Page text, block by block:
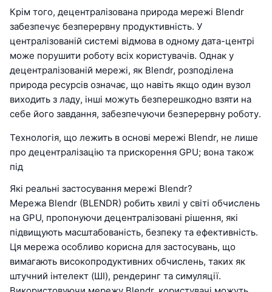
Крім того, децентралізована природа мережі Blendr
забезпечує безперервну продуктивність. У
централізованій системі відмова в одному дата-центрі
може порушити роботу всіх користувачів. Однак у
децентралізованій мережі, як Blendr, розподілена
природа ресурсів означає, що навіть якщо один вузол
виходить з ладу, інші можуть безперешкодно взяти на
себе його завдання, забезпечуючи безперервну роботу.
Технологія, що лежить в основі мережі Blendr, не лише
про децентралізацію та прискорення GPU; вона також
під
Які реальні застосування мережі Blendr?
Мережа Blendr (BLENDR) робить хвилі у світі обчислень
на GPU, пропонуючи децентралізовані рішення, які
підвищують масштабованість, безпеку та ефективність.
Ця мережа особливо корисна для застосувань, що
вимагають високопродуктивних обчислень, таких як
штучний інтелект (ШІ), рендеринг та симуляції.